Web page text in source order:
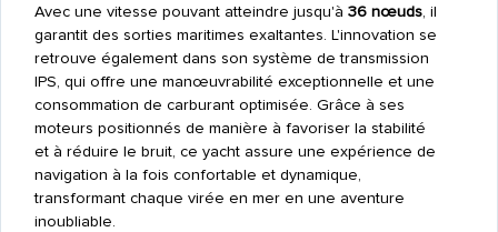
Avec une vitesse pouvant atteindre jusqu'à 36 nœuds, il
garantit des sorties maritimes exaltantes. L'innovation se
retrouve également dans son système de transmission
IPS, qui offre une manœuvrabilité exceptionnelle et une
consommation de carburant optimisée. Grâce à ses
moteurs positionnés de manière à favoriser la stabilité
et à réduire le bruit, ce yacht assure une expérience de
navigation à la fois confortable et dynamique,
transformant chaque virée en mer en une aventure
inoubliable.